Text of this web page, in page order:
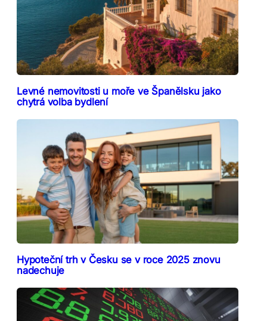
Levné nemovitosti u moře ve Španělsku jako
chytrá volba bydlení
Hypoteční trh v Česku se v roce 2025 znovu
nadechuje